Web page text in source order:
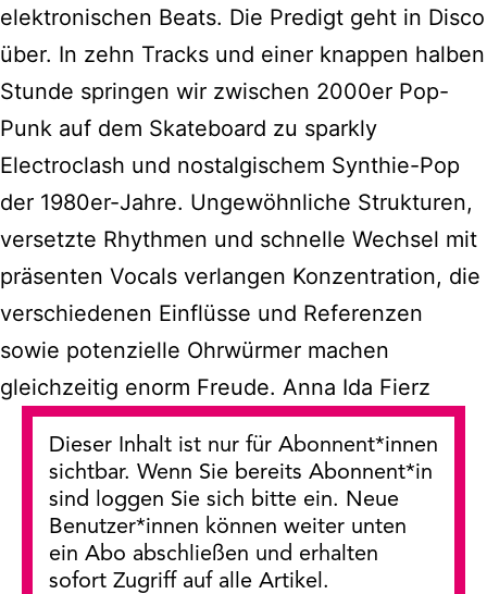
elektronischen Beats. Die Predigt geht in Disco
über. In zehn Tracks und einer knappen halben
Stunde springen wir zwischen 2000er Pop-
Punk auf dem Skateboard zu sparkly
Electroclash und nostalgischem Synthie-Pop
der 1980er-Jahre. Ungewöhnliche Strukturen,
versetzte Rhythmen und schnelle Wechsel mit
präsenten Vocals verlangen Konzentration, die
verschiedenen Einflüsse und Referenzen
sowie potenzielle Ohrwürmer machen
gleichzeitig enorm Freude. Anna Ida Fierz
Dieser Inhalt ist nur für Abonnent*innen
sichtbar. Wenn Sie bereits Abonnent*in
sind loggen Sie sich bitte ein. Neue
Benutzer*innen können weiter unten
ein Abo abschließen und erhalten
sofort Zugriff auf alle Artikel.